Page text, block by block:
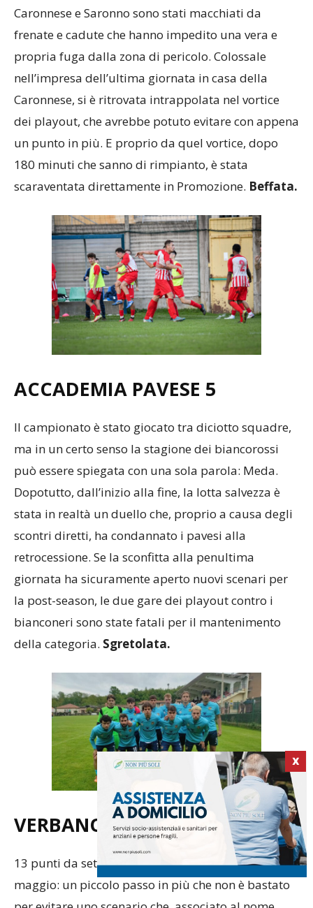
Caronnese e Saronno sono stati macchiati da
frenate e cadute che hanno impedito una vera e
propria fuga dalla zona di pericolo. Colossale
nell’impresa dell’ultima giornata in casa della
Caronnese, si è ritrovata intrappolata nel vortice
dei playout, che avrebbe potuto evitare con appena
un punto in più. E proprio da quel vortice, dopo
180 minuti che sanno di rimpianto, è stata
scaraventata direttamente in Promozione. Beffata.
ACCADEMIA PAVESE 5
Il campionato è stato giocato tra diciotto squadre,
ma in un certo senso la stagione dei biancorossi
può essere spiegata con una sola parola: Meda.
Dopotutto, dall’inizio alla fine, la lotta salvezza è
stata in realtà un duello che, proprio a causa degli
scontri diretti, ha condannato i pavesi alla
retrocessione. Se la sconfitta alla penultima
giornata ha sicuramente aperto nuovi scenari per
la post-season, le due gare dei playout contro i
bianconeri sono state fatali per il mantenimento
della categoria. Sgretolata.
VERBANO 4.5
13 punti da settembre a dicembre, 17 da gennaio a
maggio: un piccolo passo in più che non è bastato
X